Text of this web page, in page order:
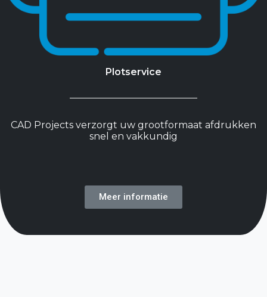
Plotservice
CAD Projects verzorgt uw grootformaat afdrukken
snel en vakkundig
Meer informatie